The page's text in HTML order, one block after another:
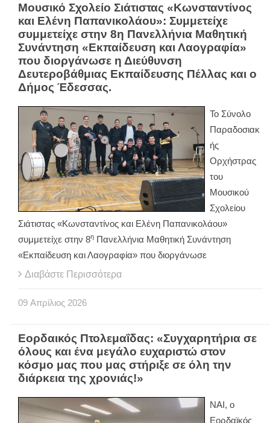
Μουσικό Σχολείο Σιάτιστας «Κωνσταντίνος
και Ελένη Παπανικολάου»: Συμμετείχε
συμμετείχε στην 8η Πανελλήνια Μαθητική
Συνάντηση «Εκπαίδευση και Λαογραφία»
που διοργάνωσε η Διεύθυνση
Δευτεροβάθμιας Εκπαίδευσης Πέλλας και ο
Δήμος Έδεσσας.
Το Σύνολο
Παραδοσιακ
ής
Ορχήστρας
του
Μουσικού
Σχολείου
Σιάτιστας «Κωνσταντίνος και Ελένη Παπανικολάου»
συμμετείχε στην 8η Πανελλήνια Μαθητική Συνάντηση
«Εκπαίδευση και Λαογραφία» που διοργάνωσε
Διαβάστε Περισσότερα
09 Απρίλιος 2026
Εορδαικός Πτολεμαΐδας: «Συγχαρητήρια σε
όλους και ένα μεγάλο ευχαριστώ στον
κόσμο μας που μας στήριξε σε όλη την
διάρκεια της χρονιάς!»
ΝΑΙ, ο
Εορδαϊκός